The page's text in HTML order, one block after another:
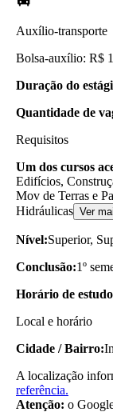
Auxílio-transporte
Bolsa-auxílio: R$
Duração do
Quantidade de
Requisitos
Um dos cursos
Edifícios,
Mov de Terras e
Hidráulicas Ver
Nível:Superior,
Conclusão:1º
Horário de
Local e horário
Cidade / Bairro:
A localização
referência.
Atenção: o